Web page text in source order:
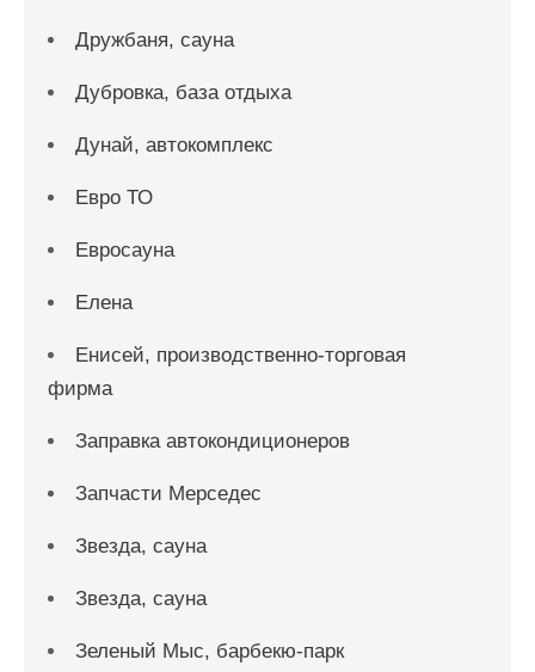
Дружбаня, сауна
Дубровка, база отдыха
Дунай, автокомплекс
Евро ТО
Евросауна
Елена
Енисей, производственно-торговая
фирма
Заправка автокондиционеров
Запчасти Мерседес
Звезда, сауна
Звезда, сауна
Зеленый Мыс, барбекю-парк